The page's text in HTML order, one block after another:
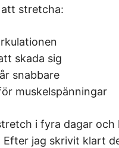
stretcha:
skada sig
snabbare
muskelspänningar
i fyra dagar och
Efter jag skrivit klart